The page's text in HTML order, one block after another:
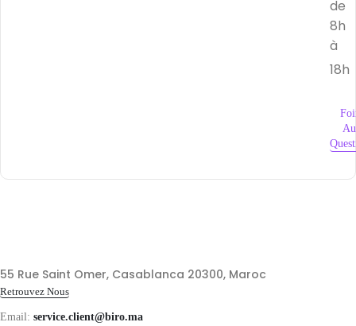
de
8h
à
18h
55 Rue Saint Omer, Casablanca 20300, Maroc
Retrouvez Nous
Email: service.client@biro.ma